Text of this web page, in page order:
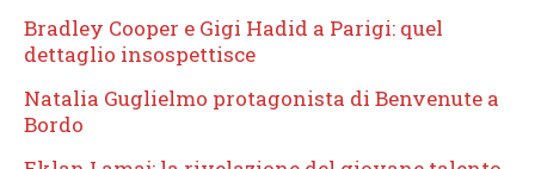
Bradley Cooper e Gigi Hadid a Parigi: quel
dettaglio insospettisce
Natalia Guglielmo protagonista di Benvenute a
Bordo